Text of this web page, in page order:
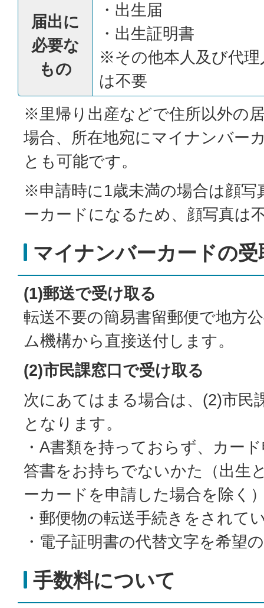
届出に
必要な
もの
・出生届
・出生証明書
※その他本人及び代理
は不要
※里帰り出産などで住所以外の
場合、所在地宛にマイナンバー
とも可能です。
※申請時に1歳未満の場合は顔写
ーカードになるため、顔写真は
マイナンバーカードの受
(1)郵送で受け取る
転送不要の簡易書留郵便で地方
ム機構から直接送付します。
(2)市民課窓口で受け取る
次にあてはまる場合は、(2)市民
となります。
・A書類を持っておらず、カー
答書をお持ちでないかた（出生
ーカードを申請した場合を除く
・郵便物の転送手続きをされて
・電子証明書の代替文字を希望
手数料について